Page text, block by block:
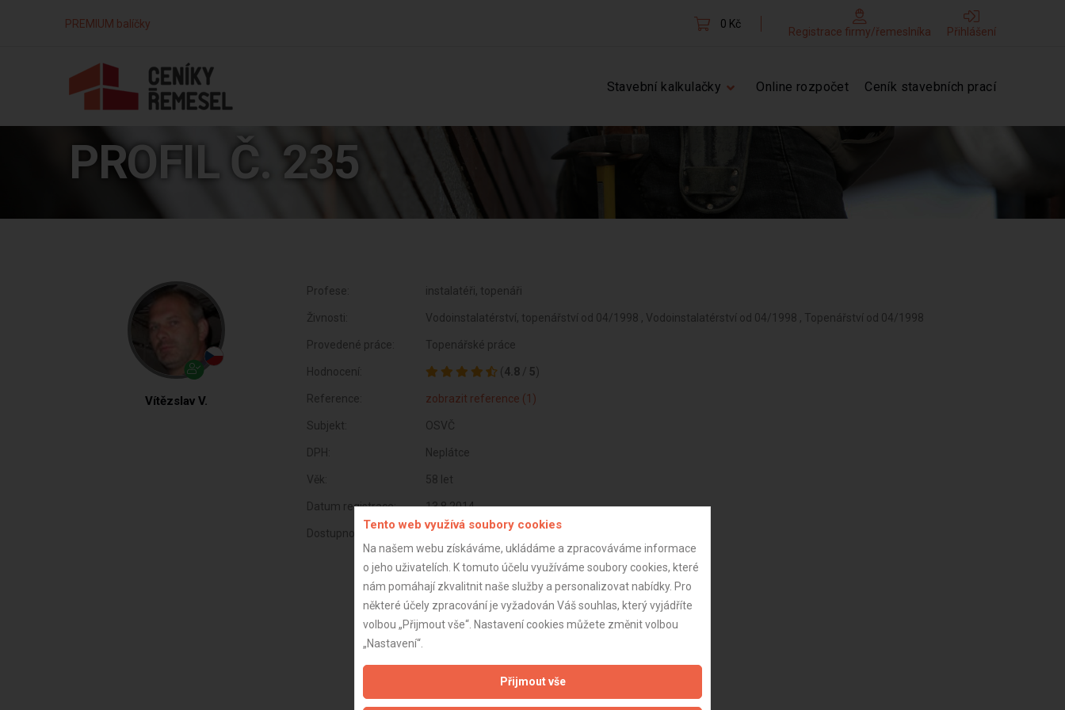
PREMIUM balíčky 0 Kč
Registrace firmy/řemeslníka Přihlášení
Stavební kalkulačky Online rozpočet Ceník stavebních prací
PROFIL Č. 235
Vítězslav V.
Profese: instalatéři, topenáři
Živnosti: Vodoinstalatérství, topenářství od 04/1998 , Vodoinstalatérství od 04/1998 , Topenářství od 04/1998
Provedené práce: Topenářské práce
Hodnocení: (4.8 / 5)
Reference: zobrazit reference (1)
Subjekt: OSVČ
DPH: Neplátce
Věk: 58 let
Datum registrace: 13.8.2014
Dostupnost:
Tento web využívá soubory cookies
Na našem webu získáváme, ukládáme a zpracováváme informace
o jeho uživatelích. K tomuto účelu využíváme soubory cookies, které
nám pomáhají zkvalitnit naše služby a personalizovat nabídky. Pro
některé účely zpracování je vyžadován Váš souhlas, který vyjádříte
volbou „Přijmout vše“. Nastavení cookies můžete změnit volbou
„Nastavení“.
Přijmout vše